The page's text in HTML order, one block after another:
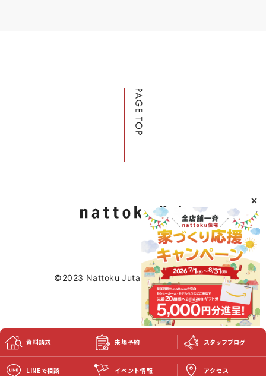
©2023 Nattoku Jutaku Kobo Co., Ltd.
資料請求 来場予約 スタッフブログ
LINEで相談 イベント情報 アクセス